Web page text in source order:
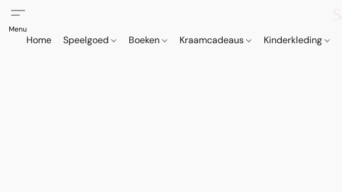
Home Speelgoed Boeken Kraamcadeaus Kinderkleding